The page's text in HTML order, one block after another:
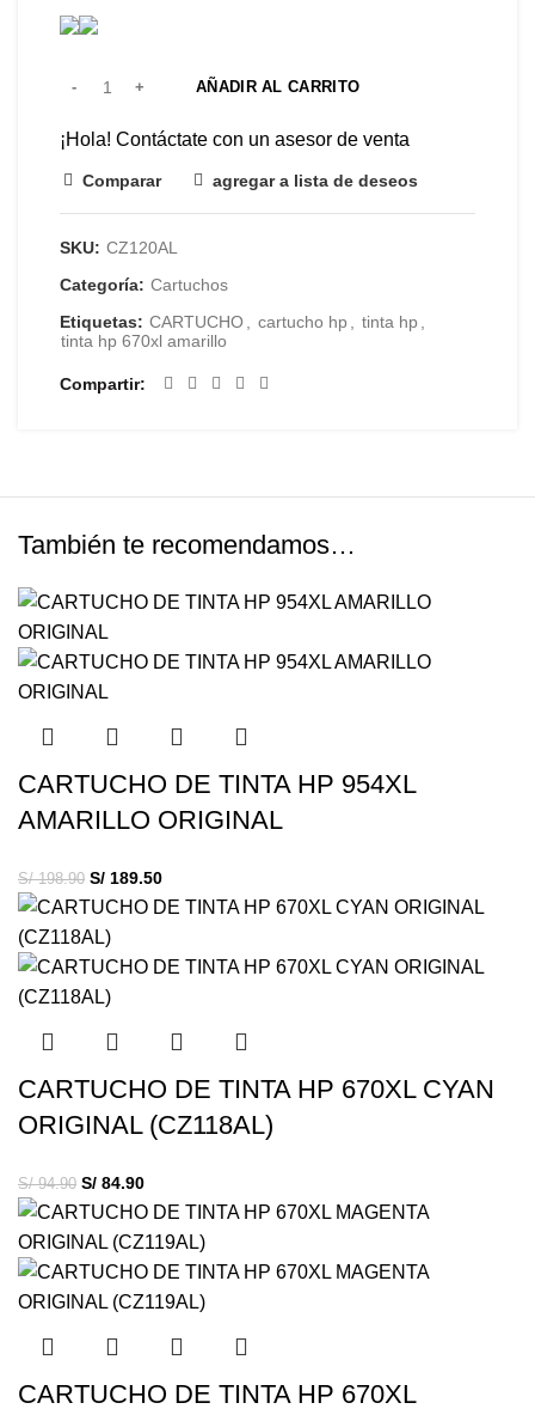
AÑADIR AL CARRITO
¡Hola! Contáctate con un asesor de venta
Comparar agregar a lista de deseos
SKU: CZ120AL
Categoría: Cartuchos
Etiquetas: CARTUCHO cartucho hp tinta hp
tinta hp 670xl amarillo
Compartir
También te recomendamos…
CARTUCHO DE TINTA HP 954XL
AMARILLO ORIGINAL
S/198.90 S/ 189.50
CARTUCHO DE TINTA HP 670XL CYAN
ORIGINAL (CZ118AL)
S/94.90 S/ 84.90
CARTUCHO DE TINTA HP 670XL